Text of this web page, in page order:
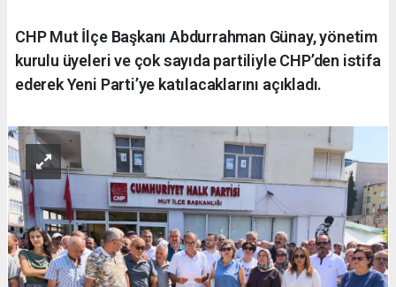
CHP Mut İlçe Başkanı Abdurrahman Günay, yönetim
kurulu üyeleri ve çok sayıda partiliyle CHP’den istifa
ederek Yeni Parti’ye katılacaklarını açıkladı.